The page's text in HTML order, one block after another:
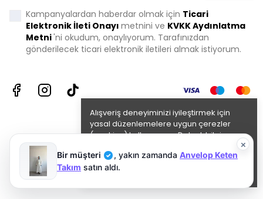
Alışveriş deneyiminizi iyileştirmek için
yasal düzenlemelere uygun çerezler
(cookies) kullanıyoruz. Detaylı bilgiye
erişebilirsiniz.
Kampanyalardan haberdar olmak için Ticari
Elektronik İleti Onayı metnini ve KVKK Aydınlatma
Metni'ni okudum, onaylıyorum. Tarafınızdan
gönderilecek ticari elektronik iletileri almak istiyorum.
©2024 Tüm Hakları Saklıdır.
×
Bir müşteri
✓ , yakın zamanda Anvelop Keten
Takım satın aldı.